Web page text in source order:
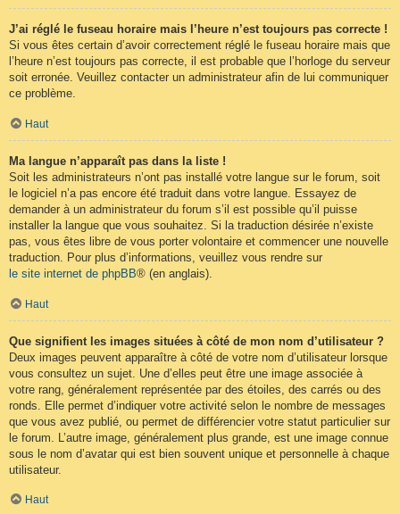
J’ai réglé le fuseau horaire mais l’heure n’est toujours pas correcte !
Si vous êtes certain d’avoir correctement réglé le fuseau horaire mais que
l’heure n’est toujours pas correcte, il est probable que l’horloge du serveur
soit erronée. Veuillez contacter un administrateur afin de lui communiquer
ce problème.
Haut
Ma langue n’apparaît pas dans la liste !
Soit les administrateurs n’ont pas installé votre langue sur le forum, soit
le logiciel n’a pas encore été traduit dans votre langue. Essayez de
demander à un administrateur du forum s’il est possible qu’il puisse
installer la langue que vous souhaitez. Si la traduction désirée n’existe
pas, vous êtes libre de vous porter volontaire et commencer une nouvelle
traduction. Pour plus d’informations, veuillez vous rendre sur
le site internet de phpBB® (en anglais).
Haut
Que signifient les images situées à côté de mon nom d’utilisateur ?
Deux images peuvent apparaître à côté de votre nom d’utilisateur lorsque
vous consultez un sujet. Une d’elles peut être une image associée à
votre rang, généralement représentée par des étoiles, des carrés ou des
ronds. Elle permet d’indiquer votre activité selon le nombre de messages
que vous avez publié, ou permet de différencier votre statut particulier sur
le forum. L’autre image, généralement plus grande, est une image connue
sous le nom d’avatar qui est bien souvent unique et personnelle à chaque
utilisateur.
Haut